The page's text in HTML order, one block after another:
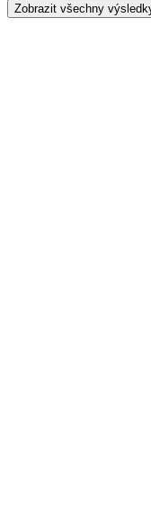
Zobrazit všechny